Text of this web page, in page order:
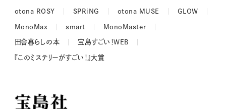
otona ROSY SPRiNG otona MUSE GLOW
MonoMax smart MonoMaster
田舎暮らしの本 宝島すごい！WEB
『このミステリーがすごい！』大賞